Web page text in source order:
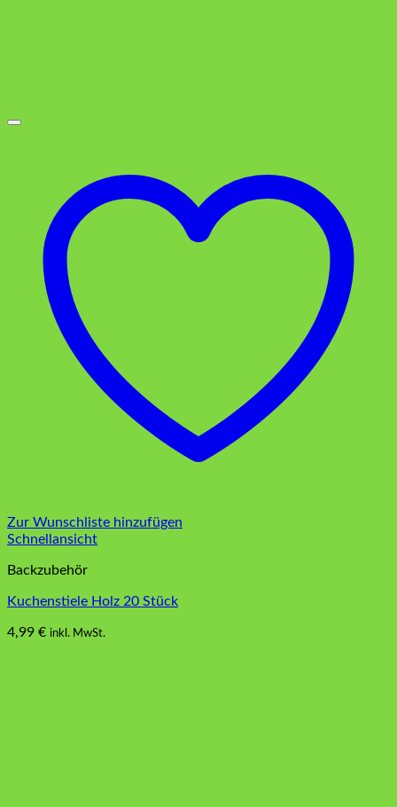
Zur Wunschliste hinzufügen
Schnellansicht
Backzubehör
Kuchenstiele Holz 20 Stück
4,99 € inkl. MwSt.